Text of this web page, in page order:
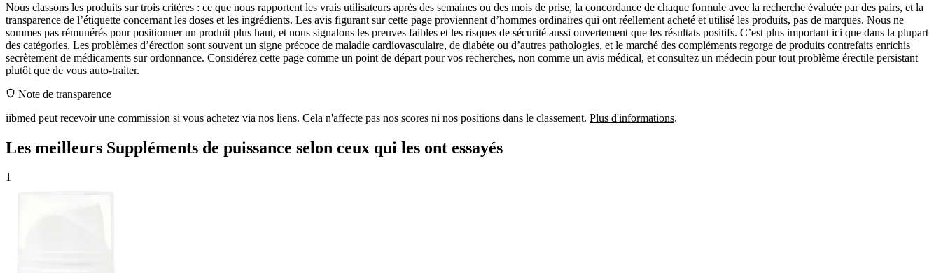
Nous classons les produits sur trois critères : ce que nous rapportent les vrais utilisateurs après des semaines ou des mois de prise, la concordance de chaque formule avec la recherche évaluée par des pairs, et la
transparence de l’étiquette concernant les doses et les ingrédients. Les avis figurant sur cette page proviennent d’hommes ordinaires qui ont réellement acheté et utilisé les produits, pas de marques. Nous ne
sommes pas rémunérés pour positionner un produit plus haut, et nous signalons les preuves faibles et les risques de sécurité aussi ouvertement que les résultats positifs. C’est plus important ici que dans la plupart
des catégories. Les problèmes d’érection sont souvent un signe précoce de maladie cardiovasculaire, de diabète ou d’autres pathologies, et le marché des compléments regorge de produits contrefaits enrichis
secrètement de médicaments sur ordonnance. Considérez cette page comme un point de départ pour vos recherches, non comme un avis médical, et consultez un médecin pour tout problème érectile persistant
plutôt que de vous auto-traiter.
Note de transparence
iibmed peut recevoir une commission si vous achetez via nos liens. Cela n'affecte pas nos scores ni nos positions dans le classement. Plus d'informations.
Les meilleurs Suppléments de puissance selon ceux qui les ont essayés
1